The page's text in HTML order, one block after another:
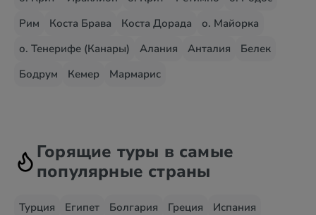
Рим
Коста Брава Коста Дорада
о. Майорка
о. Тенерифе (Канары)
Алания Анталия
Белек
Бодрум
Кемер Мармарис
Горящие туры в самые
популярные страны
Турция Египет Болгария Греция
Испания